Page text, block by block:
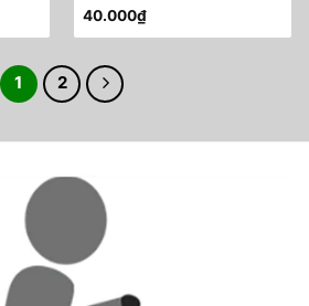
40.000₫
1 2